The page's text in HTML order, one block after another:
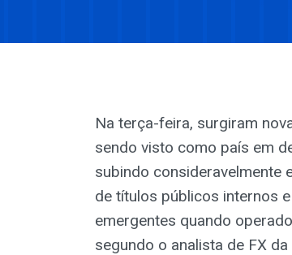
Na terça-feira, surgiram
sendo visto como país em
subindo consideravelmente
de títulos públicos internos
emergentes quando
segundo o analista de FX